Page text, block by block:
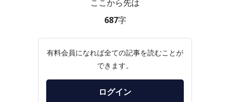
ここから先は
687字
有料会員になれば全ての記事を読むことが
できます。
ログイン